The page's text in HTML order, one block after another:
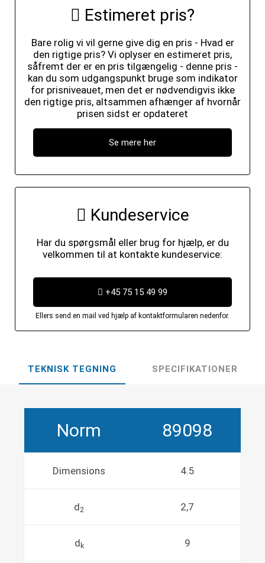
Estimeret pris?
Bare rolig vi vil gerne give dig en pris - Hvad er
den rigtige pris? Vi oplyser en estimeret pris,
såfremt der er en pris tilgængelig - denne pris -
kan du som udgangspunkt bruge som indikator
for prisniveauet, men det er nødvendigvis ikke
den rigtige pris, altsammen afhænger af hvornår
prisen sidst er opdateret
Se mere her
Kundeservice
Har du spørgsmål eller brug for hjælp, er du
velkommen til at kontakte kundeservice:
+45 75 15 49 99
Ellers send en mail ved hjælp af kontaktformularen nedenfor.
TEKNISK TEGNING SPECIFIKATIONER
Norm 89098
Dimensions 4.5
d2 2,7
d k 9